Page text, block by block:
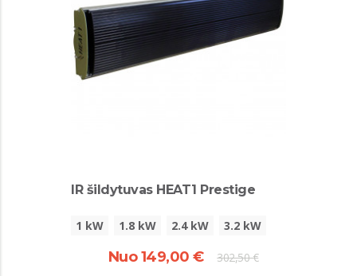
IR šildytuvas HEAT1 Prestige
1 kW 1.8 kW 2.4 kW 3.2 kW
Nuo 149,00 € 302,50 €